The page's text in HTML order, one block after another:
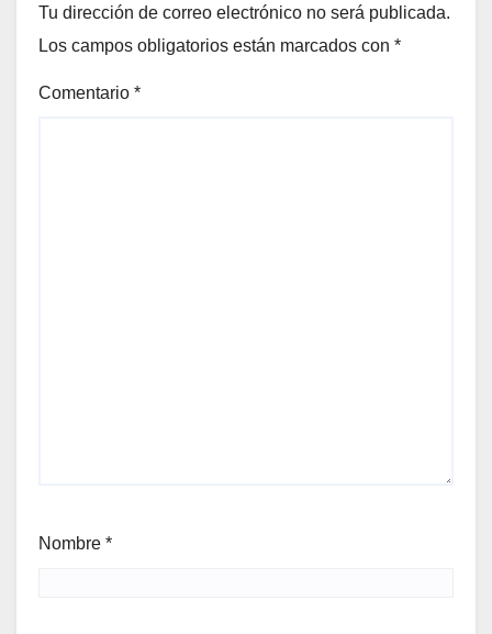
Tu dirección de correo electrónico no será publicada.
Los campos obligatorios están marcados con *
Comentario *
Nombre *